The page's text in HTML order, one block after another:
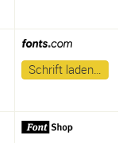
Schrift laden…